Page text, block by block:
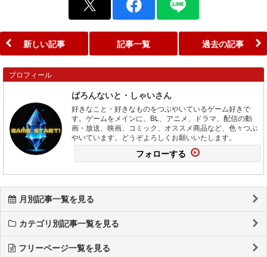
新しい記事 記事一覧 過去の記事
プロフィール
ばろんないと・しゃいさん
好きなこと・好きなものをつぶやいているゲーム好きで
す。ゲームをメインに、BL、アニメ、ドラマ、配信の動
画・放送、映画、コミック、オススメ商品など、色々つぶ
やいています。どうぞよろしくお願いいたします。
フォローする
月別記事一覧を見る
カテゴリ別記事一覧を見る
フリーページ一覧を見る